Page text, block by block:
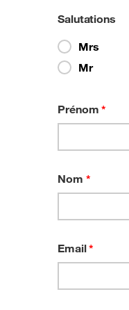
Salutations
Mrs
Mr
Prénom*
Nom *
Email*